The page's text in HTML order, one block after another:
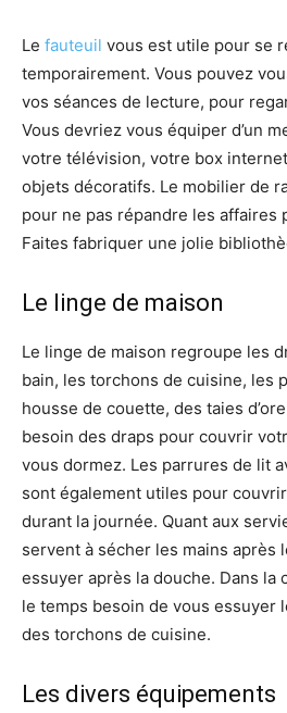
Le fauteuil vous est utile pour se
temporairement. Vous pouvez
vos séances de lecture, pour
Vous devriez vous équiper d’un
votre télévision, votre box
objets décoratifs. Le mobilier de
pour ne pas répandre les affaires
Faites fabriquer une jolie
Le linge de maison
Le linge de maison regroupe les
bain, les torchons de cuisine, les
housse de couette, des taies
besoin des draps pour couvrir
vous dormez. Les parrures de lit
sont également utiles pour
durant la journée. Quant aux
servent à sécher les mains après
essuyer après la douche. Dans la
le temps besoin de vous essuyer
des torchons de cuisine.
Les divers équipements